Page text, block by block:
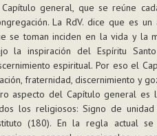
general, que se reúne
La RdV. dice que es
se toman inciden en la vida y la
la inspiración del Espíritu
espiritual. Por eso el
fraternidad, discernimiento y
aspecto del Capítulo general es
los religiosos: Signo de
(180). En la regla actual